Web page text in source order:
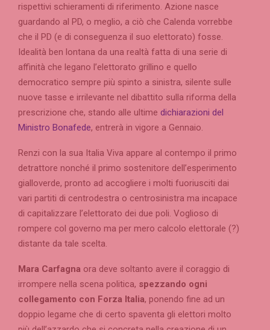
rispettivi schieramenti di riferimento. Azione nasce
guardando al PD, o meglio, a ciò che Calenda vorrebbe
che il PD (e di conseguenza il suo elettorato) fosse.
Idealità ben lontana da una realtà fatta di una serie di
affinità che legano l’elettorato grillino e quello
democratico sempre più spinto a sinistra, silente sulle
nuove tasse e irrilevante nel dibattito sulla riforma della
prescrizione che, stando alle ultime dichiarazioni del
Ministro Bonafede, entrerà in vigore a Gennaio.
Renzi con la sua Italia Viva appare al contempo il primo
detrattore nonché il primo sostenitore dell’esperimento
gialloverde, pronto ad accogliere i molti fuoriusciti dai
vari partiti di centrodestra o centrosinistra ma incapace
di capitalizzare l’elettorato dei due poli. Voglioso di
rompere col governo ma per mero calcolo elettorale (?)
distante da tale scelta.
Mara Carfagna ora deve soltanto avere il coraggio di
irrompere nella scena politica, spezzando ogni
collegamento con Forza Italia, ponendo fine ad un
doppio legame che di certo spaventa gli elettori molto